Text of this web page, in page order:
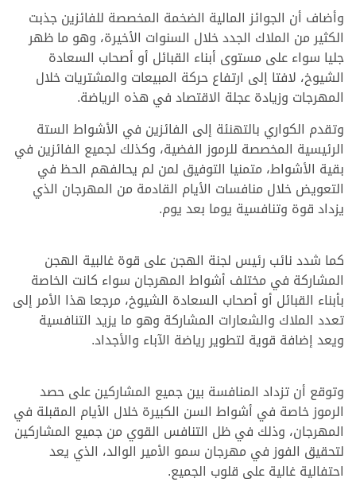
وأضاف أن الجوائز المالية الضخمة المخصصة للفائزين جذبت
الكثير من الملاك الجدد خلال السنوات الأخيرة، وهو ما ظهر
جليا سواء على مستوى أبناء القبائل أو أصحاب السعادة
الشيوخ، لافتا إلى ارتفاع حركة المبيعات والمشتريات خلال
المهرجات وزيادة عجلة الاقتصاد في هذه الرياضة.
وتقدم الكواري بالتهنئة إلى الفائزين في الأشواط الستة
الرئيسية المخصصة للرموز الفضية، وكذلك لجميع الفائزين في
بقية الأشواط، متمنيا التوفيق لمن لم يحالفهم الحظ في
التعويض خلال منافسات الأيام القادمة من المهرجان الذي
يزداد قوة وتنافسية يوما بعد يوم.
كما شدد نائب رئيس لجنة الهجن على قوة غالبية الهجن
المشاركة في مختلف أشواط المهرجان سواء كانت الخاصة
بأبناء القبائل أو أصحاب السعادة الشيوخ، مرجعا هذا الأمر إلى
تعدد الملاك والشعارات المشاركة وهو ما يزيد التنافسية
ويعد إضافة قوية لتطوير رياضة الآباء والأجداد.
وتوقع أن تزداد المنافسة بين جميع المشاركين على حصد
الرموز خاصة في أشواط السن الكبيرة خلال الأيام المقبلة في
المهرجان، وذلك في ظل التنافس القوي من جميع المشاركين
لتحقيق الفوز في مهرجان سمو الأمير الوالد، الذي يعد
احتفالية غالية على قلوب الجميع.